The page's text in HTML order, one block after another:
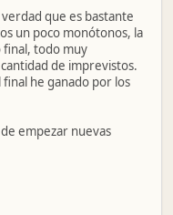
que es bastante
un poco monótonos, la
final, todo muy
de imprevistos.
he ganado por los
empezar nuevas